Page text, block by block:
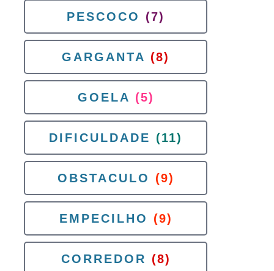
PESCOCO (7)
GARGANTA (8)
GOELA (5)
DIFICULDADE (11)
OBSTACULO (9)
EMPECILHO (9)
CORREDOR (8)